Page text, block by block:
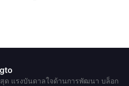
แรงบันดาลใจด้านการพัฒนา บล็อก